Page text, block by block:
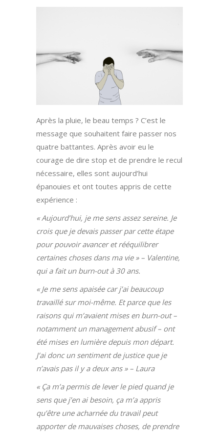
Après la pluie, le beau temps ? C’est le
message que souhaitent faire passer nos
quatre battantes. Après avoir eu le
courage de dire stop et de prendre le recul
nécessaire, elles sont aujourd’hui
épanouies et ont toutes appris de cette
expérience :
« Aujourd’hui, je me sens assez sereine. Je
crois que je devais passer par cette étape
pour pouvoir avancer et rééquilibrer
certaines choses dans ma vie » – Valentine,
qui a fait un burn-out à 30 ans.
« Je me sens apaisée car j’ai beaucoup
travaillé sur moi-même. Et parce que les
raisons qui m’avaient mises en burn-out –
notamment un management abusif – ont
été mises en lumière depuis mon départ.
J’ai donc un sentiment de justice que je
n’avais pas il y a deux ans » – Laura
« Ça m’a permis de lever le pied quand je
sens que j’en ai besoin, ça m’a appris
qu’être une acharnée du travail peut
apporter de mauvaises choses, de prendre